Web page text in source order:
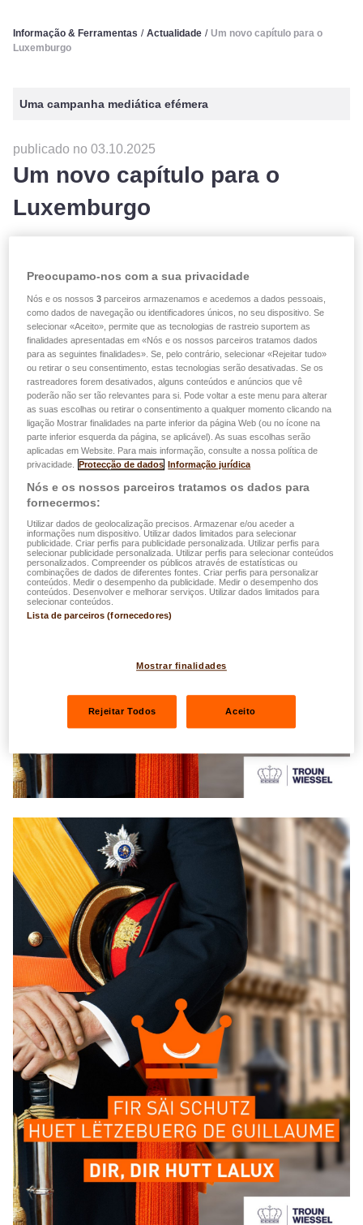
Informação & Ferramentas / Actualidade / Um novo capítulo para o
Luxemburgo
Uma campanha mediática efémera
publicado no 03.10.2025
Um novo capítulo para o
Luxemburgo
Por ocasião da subida ao trono do Grão-Duque Guillaume,
celebrámos este momento único com anúncio Top Topical,
marcado pelo respeito e pelo carinho.
Preocupamo-nos com a sua privacidade
Nós e os nossos3 parceiros armazenamos e acedemos a dados pessoais,
como dados de navegação ou identificadores únicos, no seu dispositivo. Se
selecionar «Aceito», permite que as tecnologias de rastreio suportem as
finalidades apresentadas em «Nós e os nossos parceiros tratamos dados
para as seguintes finalidades». Se, pelo contrário, selecionar «Rejeitar tudo»
ou retirar o seu consentimento, estas tecnologias serão desativadas. Se os
rastreadores forem desativados, alguns conteúdos e anúncios que vê
poderão não ser tão relevantes para si. Pode voltar a este menu para alterar
as suas escolhas ou retirar o consentimento a qualquer momento clicando na
ligação Mostrar finalidades na parte inferior da página Web (ou no ícone na
parte inferior esquerda da página, se aplicável). As suas escolhas serão
aplicadas em Website. Para mais informação, consulte a nossa política de
privacidade.
Protecção de dados Informação jurídica
Nós e os nossos parceiros tratamos os dados para
fornecermos:
Utilizar dados de geolocalização precisos. Armazenar e/ou aceder a
informações num dispositivo. Utilizar dados limitados para selecionar
publicidade. Criar perfis para publicidade personalizada. Utilizar perfis para
selecionar publicidade personalizada. Utilizar perfis para selecionar conteúdos
personalizados. Compreender os públicos através de estatísticas ou
combinações de dados de diferentes fontes. Criar perfis para personalizar
conteúdos. Medir o desempenho da publicidade. Medir o desempenho dos
conteúdos. Desenvolver e melhorar serviços. Utilizar dados limitados para
selecionar conteúdos.
Lista de parceiros (fornecedores)
Mostrar finalidades
Rejeitar Todos Aceito